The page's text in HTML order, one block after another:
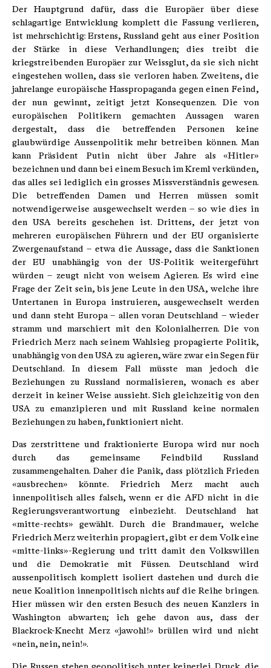
Der Hauptgrund dafür, dass die Europäer über diese
schlagartige Entwicklung komplett die Fassung verlieren,
ist mehrschichtig: Erstens, Russland geht aus einer Position
der Stärke in diese Verhandlungen; dies treibt die
kriegstreibenden Europäer zur Weissglut, da sie sich nicht
eingestehen wollen, dass sie verloren haben. Zweitens, die
jahrelange europäische Hasspropaganda gegen einen Feind,
der nun gewinnt, zeitigt jetzt Konsequenzen. Die von
europäischen Politikern gemachten Aussagen waren
dergestalt, dass die betreffenden Personen keine
glaubwürdige Aussenpolitik mehr betreiben können. Man
kann Präsident Putin nicht über Jahre als «Hitler»
bezeichnen und dann bei einem Besuch im Kreml verkünden,
das alles sei lediglich ein grosses Missverständnis gewesen.
Die betreffenden Damen und Herren müssen somit
notwendigerweise ausgewechselt werden – so wie dies in
den USA bereits geschehen ist. Drittens, der jetzt von
mehreren europäischen Führern und der EU organisierte
Zwergenaufstand – etwa die Aussage, dass die Sanktionen
der EU unabhängig von der US-Politik weitergeführt
würden – zeugt nicht von weisem Agieren. Es wird eine
Frage der Zeit sein, bis jene Leute in den USA, welche ihre
Untertanen in Europa instruieren, ausgewechselt werden
und dann steht Europa – allen voran Deutschland – wieder
stramm und marschiert mit den Kolonialherren. Die von
Friedrich Merz nach seinem Wahlsieg propagierte Politik,
unabhängig von den USA zu agieren, wäre zwar ein Segen für
Deutschland. In diesem Fall müsste man jedoch die
Beziehungen zu Russland normalisieren, wonach es aber
derzeit in keiner Weise aussieht. Sich gleichzeitig von den
USA zu emanzipieren und mit Russland keine normalen
Beziehungen zu haben, funktioniert nicht.
Das zerstrittene und fraktionierte Europa wird nur noch
durch das gemeinsame Feindbild Russland
zusammengehalten. Daher die Panik, dass plötzlich Frieden
«ausbrechen» könnte. Friedrich Merz macht auch
innenpolitisch alles falsch, wenn er die AFD nicht in die
Regierungsverantwortung einbezieht. Deutschland hat
«mitte-rechts» gewählt. Durch die Brandmauer, welche
Friedrich Merz weiterhin propagiert, gibt er dem Volk eine
«mitte-links»-Regierung und tritt damit den Volkswillen
und die Demokratie mit Füssen. Deutschland wird
aussenpolitisch komplett isoliert dastehen und durch die
neue Koalition innenpolitisch nichts auf die Reihe bringen.
Hier müssen wir den ersten Besuch des neuen Kanzlers in
Washington abwarten; ich gehe davon aus, dass der
Blackrock-Knecht Merz «jawohl!» brüllen wird und nicht
«nein, nein, nein!».